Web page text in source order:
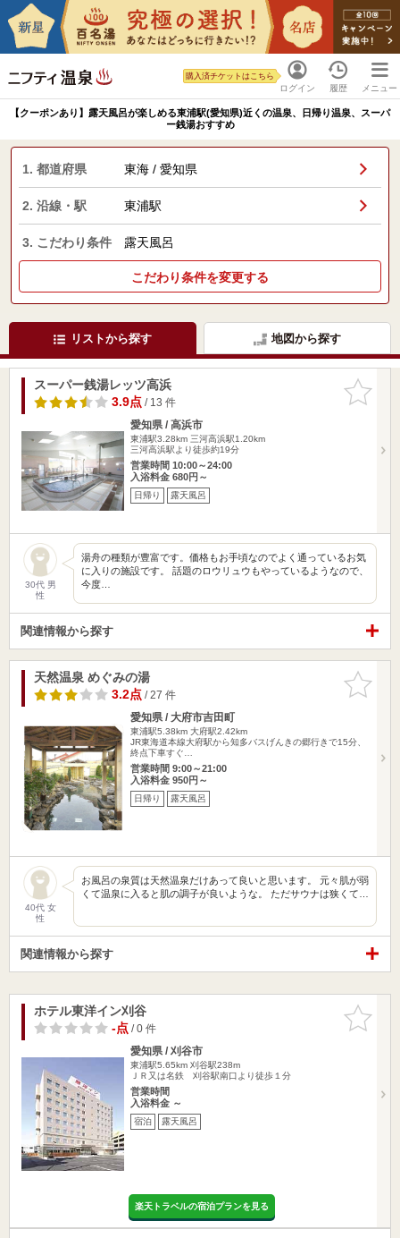
ログイン
購入済チケットはこちら
履歴 メニュー
【クーポンあり】露天風呂が楽しめる東浦駅(愛知県)近くの温泉、日帰り温泉、スーパ
ー銭湯おすすめ
1. 都道府県 東海 / 愛知県
2. 沿線・駅 東浦駅
3. こだわり条件 露天風呂
こだわり条件を変更する
リストから探す 地図から探す
お気に入
りに追加
スーパー銭湯レッツ高浜
3.9点/ 13 件
愛知県 / 高浜市
東浦駅3.28km 三河高浜駅1.20km
三河高浜駅より徒歩約19分
営業時間 10:00～24:00
入浴料金 680円～
日帰り 露天風呂
30代 男
性
湯舟の種類が豊富です。価格もお手頃なのでよく通っているお気
に入りの施設です。 話題のロウリュウもやっているようなので、
今度…
関連情報から探す
お気に入
りに追加
天然温泉 めぐみの湯
3.2点/ 27 件
愛知県 / 大府市吉田町
東浦駅5.38km 大府駅2.42km
JR東海道本線大府駅から知多バスげんきの郷行きで15分、
終点下車すぐ…
営業時間 9:00～21:00
入浴料金 950円～
日帰り 露天風呂
40代 女
性
お風呂の泉質は天然温泉だけあって良いと思います。 元々肌が弱
くて温泉に入ると肌の調子が良いような。 ただサウナは狭くて…
関連情報から探す
お気に入
りに追加
ホテル東洋イン刈谷
-点/ 0 件
愛知県 / 刈谷市
東浦駅5.65km 刈谷駅238m
ＪＲ又は名鉄 刈谷駅南口より徒歩１分
営業時間
入浴料金 ～
宿泊 露天風呂
楽天トラベルの宿泊プランを見る